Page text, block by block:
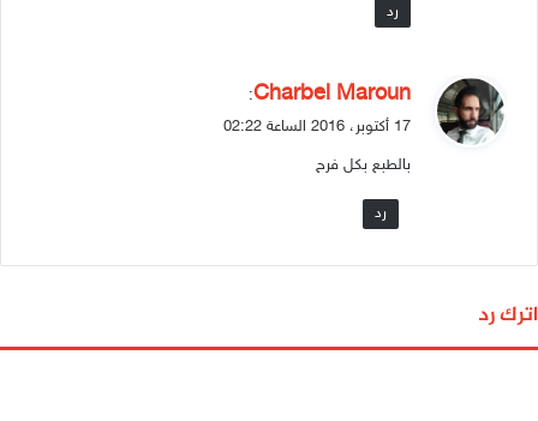
رد
ي
ق
ل
Charbel Maroun
:
17 أكتوبر، 2016 الساعة 02:22
بالطبع بكل فرح
رد
اترك رد